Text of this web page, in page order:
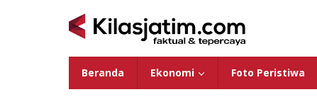
Beranda Ekonomi Foto Peristiwa